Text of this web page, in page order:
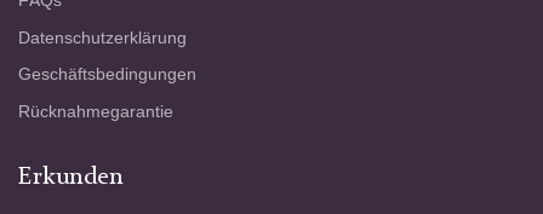
Datenschutzerklärung
Geschäftsbedingungen
Rücknahmegarantie
Erkunden